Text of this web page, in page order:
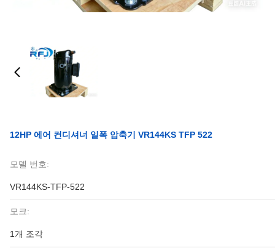
12HP 에어 컨디셔너 일폭 압축기 VR144KS TFP 522
모델 번호:
VR144KS-TFP-522
모크:
1개 조각